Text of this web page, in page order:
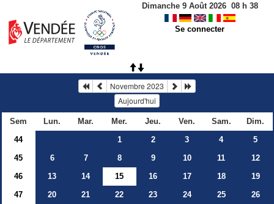
Dimanche 9 Août 2026 08h 38
Se connecter
Novembre 2023
Aujourd'hui
Sem Lun. Mar. Mer. Jeu. Ven. Sam.
Dim.
44
1 2 3 4
5
45
6 7 8 9 10 11
12
46
13 14 15 16 17 18
19
47
20 21 22 23 24 25
26